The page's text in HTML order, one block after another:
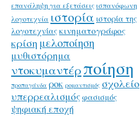
επανάληψη για εξετάσεις ισπανόφωνη
λογοτεχνία ιστορία ιστορία της
λογοτεχνίαςκινηματογράφος
κρίση μελοποίηση
μυθιστόρημα
ντοκυμαντέρποίηση
προπαγάνδα ροκ ρομαντισμός σχολείο
υπερρεαλισμόςφασισμός
ψηφιακή εποχή